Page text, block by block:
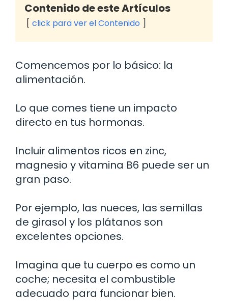
Contenido de este Artículos
click para ver el Contenido
Comencemos por lo básico: la
alimentación.
Lo que comes tiene un impacto
directo en tus hormonas.
Incluir alimentos ricos en zinc,
magnesio y vitamina B6 puede ser un
gran paso.
Por ejemplo, las nueces, las semillas
de girasol y los plátanos son
excelentes opciones.
Imagina que tu cuerpo es como un
coche; necesita el combustible
adecuado para funcionar bien.